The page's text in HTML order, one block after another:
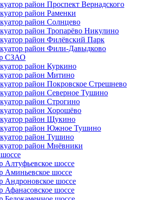
район Проспект Вернадского
район Раменки
район Солнцево
район Тропарёво Никулино
район Филёвский Парк
район Фили-Давыдково
СЗАО
район Куркино
район Митино
район Покровское Стрешнево
район Северное Тушино
район Строгино
район Хорошёво
район Щукино
район Южное Тушино
район Тушино
район Мнёвники
Алтуфьевское шоссе
Аминьевское шоссе
Андроновское шоссе
Афанасовское шоссе